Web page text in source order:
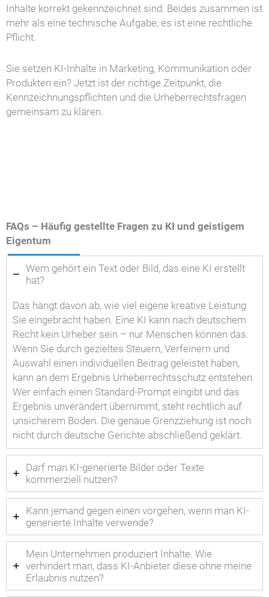
Inhalte korrekt gekennzeichnet sind. Beides zusammen ist
mehr als eine technische Aufgabe; es ist eine rechtliche
Pflicht.
Sie setzen KI-Inhalte in Marketing, Kommunikation oder
Produkten ein? Jetzt ist der richtige Zeitpunkt, die
Kennzeichnungspflichten und die Urheberrechtsfragen
gemeinsam zu klären.
FAQs – Häufig gestellte Fragen zu KI und geistigem
Eigentum
Wem gehört ein Text oder Bild, das eine KI erstellt
hat?
Das hängt davon ab, wie viel eigene kreative Leistung
Sie eingebracht haben. Eine KI kann nach deutschem
Recht kein Urheber sein – nur Menschen können das.
Wenn Sie durch gezieltes Steuern, Verfeinern und
Auswahl einen individuellen Beitrag geleistet haben,
kann an dem Ergebnis Urheberrechtsschutz entstehen.
Wer einfach einen Standard-Prompt eingibt und das
Ergebnis unverändert übernimmt, steht rechtlich auf
unsicherem Boden. Die genaue Grenzziehung ist noch
nicht durch deutsche Gerichte abschließend geklärt.
Darf man KI-generierte Bilder oder Texte
kommerziell nutzen?
Kann jemand gegen einen vorgehen, wenn man KI-
generierte Inhalte verwende?
Mein Unternehmen produziert Inhalte. Wie
verhindert man, dass KI-Anbieter diese ohne meine
Erlaubnis nutzen?